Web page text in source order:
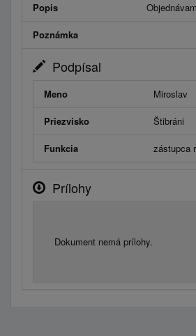
Popis
Poznámka
Podpísal
Meno Miroslav
Priezvisko Štibráni
Funkcia zástupca
Prílohy
Dokument nemá prílohy.